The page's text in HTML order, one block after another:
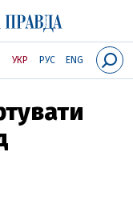
УКР РУС ENG